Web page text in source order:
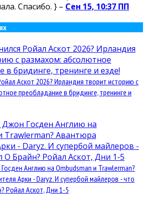
Спасибо. } – Сен 15, 10:37 ПП
Аскот 2026? Ирландия творит историю с
преобладание в бридинге, тренинге и
Англию на Ombudsman и Trawlerman?
Арки - Daryz. И супербой майлеров - что
Ройал Аскот, Дни 1-5